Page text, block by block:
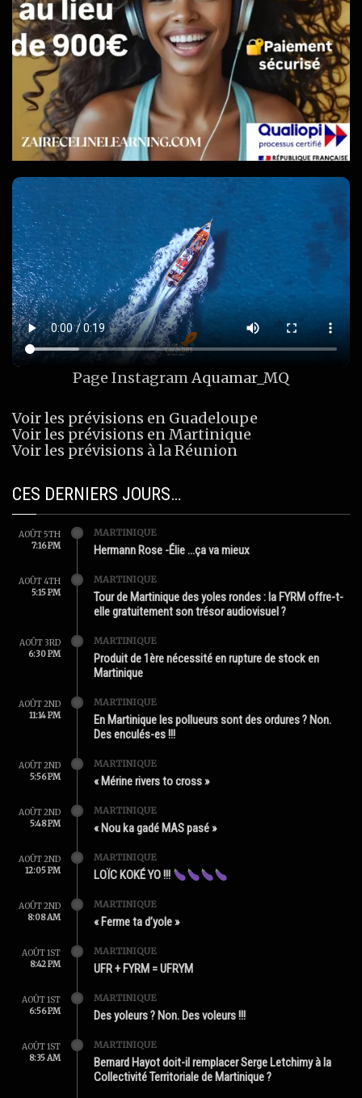
Page InstagramAquamar_MQ
Voir les prévisions en Guadeloupe
Voir les prévisions en Martinique
Voir les prévisions à la Réunion
CES DERNIERS JOURS…
AOÛT 5TH
7:16 PM
MARTINIQUE
Hermann Rose -Élie …ça va mieux
AOÛT 4TH
5:15 PM
MARTINIQUE
Tour de Martinique des yoles rondes : la FYRM offre-t-
elle gratuitement son trésor audiovisuel ?
AOÛT 3RD
6:30 PM
MARTINIQUE
Produit de 1ère nécessité en rupture de stock en
Martinique
AOÛT 2ND
11:14 PM
MARTINIQUE
En Martinique les pollueurs sont des ordures ? Non.
Des enculés-es !!!
AOÛT 2ND
5:56 PM
MARTINIQUE
« Mérine rivers to cross »
AOÛT 2ND
5:48 PM
MARTINIQUE
« Nou ka gadé MAS pasé »
AOÛT 2ND
12:05 PM
MARTINIQUE
LOÏC KOKÉ YO !!!
AOÛT 2ND
8:08 AM
MARTINIQUE
« Ferme ta d’yole »
AOÛT 1ST
8:42 PM
MARTINIQUE
UFR + FYRM = UFRYM
AOÛT 1ST
6:56 PM
MARTINIQUE
Des yoleurs ? Non. Des voleurs !!!
AOÛT 1ST
8:35 AM
MARTINIQUE
Bernard Hayot doit-il remplacer Serge Letchimy à la
Collectivité Territoriale de Martinique ?